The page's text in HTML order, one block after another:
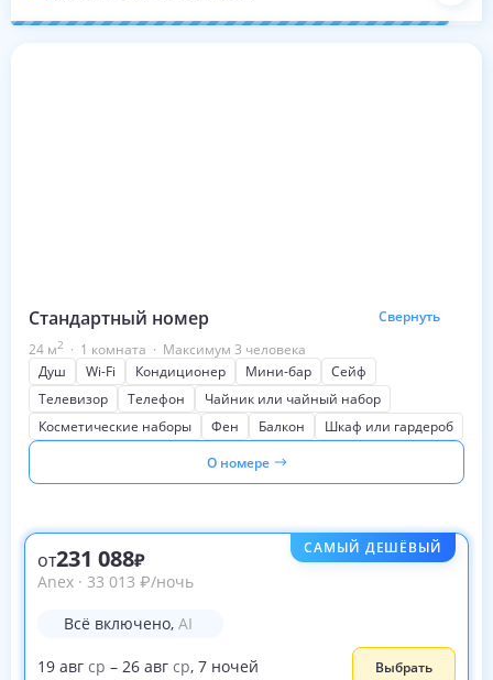
Стандартный номер
Свернуть
24 м2 · 1 комната · Максимум 3 человека
Душ
Wi-Fi Кондиционер Мини-бар
Сейф
Телевизор
Телефон
Чайник или чайный набор
Косметические наборы
Фен Балкон
Шкаф или гардероб
О номере
САМЫЙ ДЕШЁВЫЙ
от231 088
Anex · 33 013 ₽/ночь
Всё включено, AI
19 авг ср – 26 авг ср, 7 ночей Выбрать